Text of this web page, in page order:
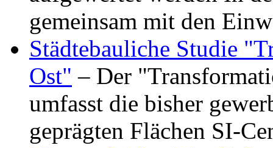
gemeinsam mit den
Städtebauliche Studie
Ost" – Der
umfasst die bisher
geprägten Flächen SI-